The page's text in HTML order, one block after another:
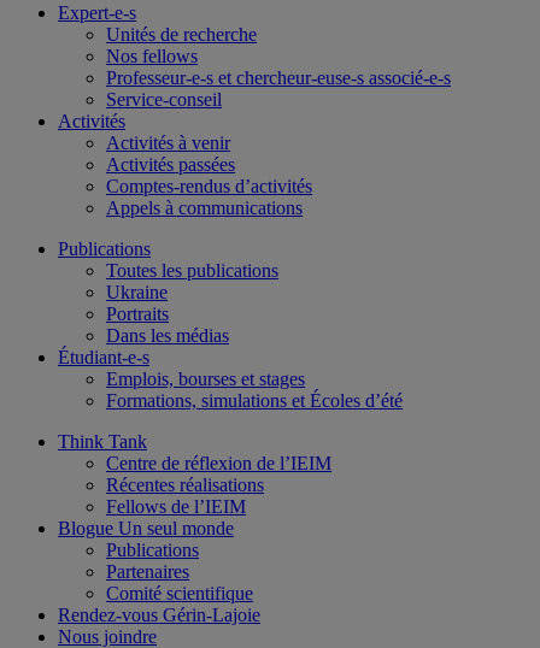
Expert-e-s
Unités de recherche
Nos fellows
Professeur-e-s et chercheur-euse-s associé-e-s
Service-conseil
Activités
Activités à venir
Activités passées
Comptes-rendus d’activités
Appels à communications
Publications
Toutes les publications
Ukraine
Portraits
Dans les médias
Étudiant-e-s
Emplois, bourses et stages
Formations, simulations et Écoles d’été
Think Tank
Centre de réflexion de l’IEIM
Récentes réalisations
Fellows de l’IEIM
Blogue Un seul monde
Publications
Partenaires
Comité scientifique
Rendez-vous Gérin-Lajoie
Nous joindre